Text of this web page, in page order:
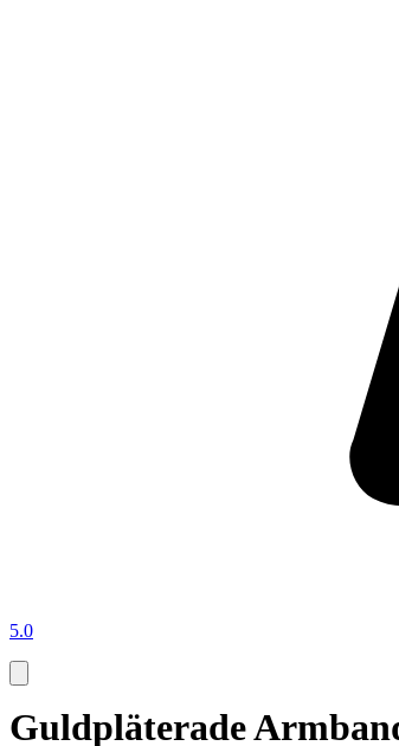
5.0
Guldpläterade